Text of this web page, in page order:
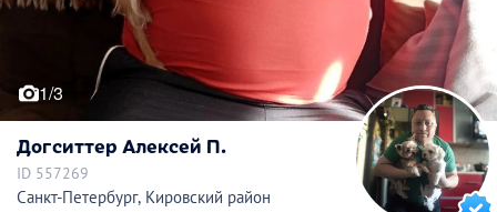
1/3
Догситтер Алексей П.
ID 557269
Санкт-Петербург, Кировский район